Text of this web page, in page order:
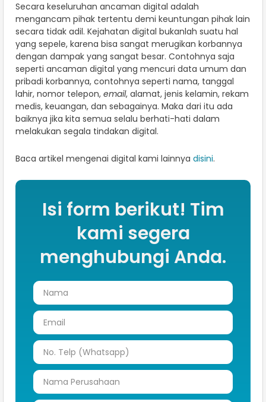
Secara keseluruhan ancaman digital adalah
mengancam pihak tertentu demi keuntungan pihak lain
secara tidak adil. Kejahatan digital bukanlah suatu hal
yang sepele, karena bisa sangat merugikan korbannya
dengan dampak yang sangat besar. Contohnya saja
seperti ancaman digital yang mencuri data umum dan
pribadi korbannya, contohnya seperti nama, tanggal
lahir, nomor telepon, email, alamat, jenis kelamin, rekam
medis, keuangan, dan sebagainya. Maka dari itu ada
baiknya jika kita semua selalu berhati-hati dalam
melakukan segala tindakan digital.
Baca artikel mengenai digital kami lainnya disini.
Isi form berikut! Tim
kami segera
menghubungi Anda.